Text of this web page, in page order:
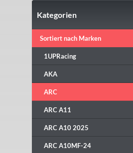
Kategorien
Sortiert nach Marken
1UPRacing
AKA
ARC
ARC A11
ARC A10 2025
ARC A10MF-24